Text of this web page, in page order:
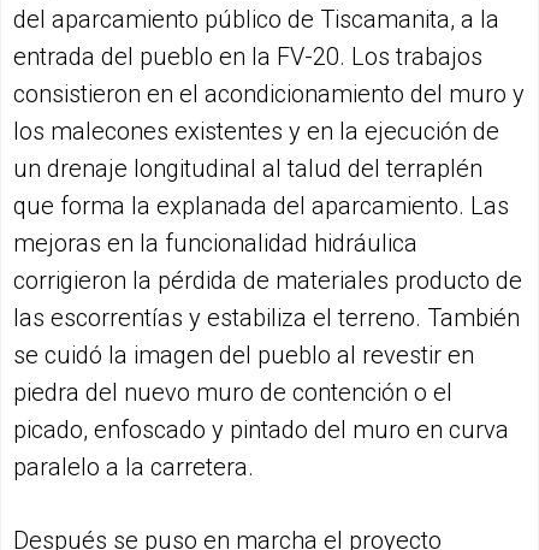
del aparcamiento público de Tiscamanita, a la
entrada del pueblo en la FV-20. Los trabajos
consistieron en el acondicionamiento del muro y
los malecones existentes y en la ejecución de
un drenaje longitudinal al talud del terraplén
que forma la explanada del aparcamiento. Las
mejoras en la funcionalidad hidráulica
corrigieron la pérdida de materiales producto de
las escorrentías y estabiliza el terreno. También
se cuidó la imagen del pueblo al revestir en
piedra del nuevo muro de contención o el
picado, enfoscado y pintado del muro en curva
paralelo a la carretera.
Después se puso en marcha el proyecto